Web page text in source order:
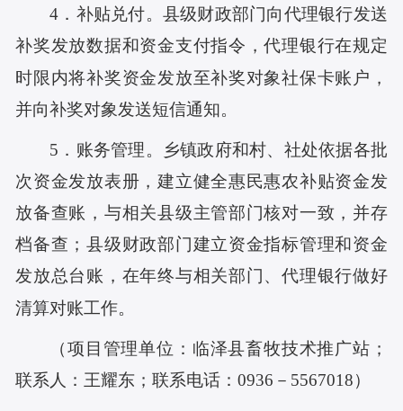
4．补贴兑付。县级财政部门向代理银行发送
补奖发放数据和资金支付指令，代理银行在规定
时限内将补奖资金发放至补奖对象社保卡账户，
并向补奖对象发送短信通知。
5．账务管理。乡镇政府和村、社处依据各批
次资金发放表册，建立健全惠民惠农补贴资金发
放备查账，与相关县级主管部门核对一致，并存
档备查；县级财政部门建立资金指标管理和资金
发放总台账，在年终与相关部门、代理银行做好
清算对账工作。
（项目管理单位：临泽县畜牧技术推广站；
联系人：王耀东；联系电话：0936－5567018）